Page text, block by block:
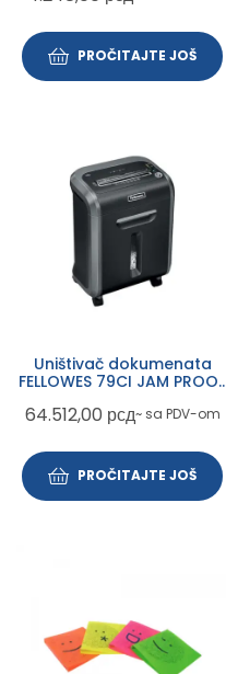
PROČITAJTE JOŠ
Uništivač dokumenata
FELLOWES 79CI JAM PROOF
64.512,00 рсд~ sa PDV-om
PROČITAJTE JOŠ